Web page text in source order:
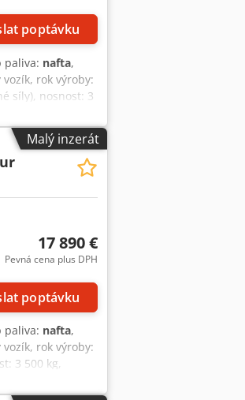
poptávku
paliva: nafta,
vozík, rok výroby:
síly), nosnost: 3
2 400 mm,
4 666 kg, ve
nabídku
našich webových
= Nosnost:
Malý inzerát
17 890 €
Pevná cena plus DPH
poptávku
paliva: nafta,
vozík, rok výroby:
3 500 kg,
okruh,
ihned připraven